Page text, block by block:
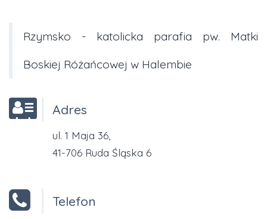
Rzymsko - katolicka parafia pw. Matki
Boskiej Różańcowej w Halembie
Adres
ul. 1 Maja 36,
41-706 Ruda Śląska 6
Telefon